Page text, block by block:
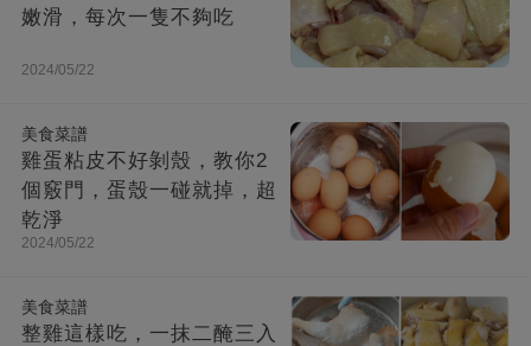
嫩滑，每次一隻不夠吃
2024/05/22
美食菜譜
雞蛋粘皮不好剝殼，教你2
個竅門，蛋殼一碰就掉，超
乾淨
2024/05/22
美食菜譜
整雞這樣吃，一抹二醃三入